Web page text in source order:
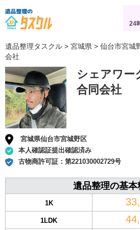
24
遺品整理タスクル > 宮城県 > 仙台市宮城
会社
シェアワー
合同会社
宮城県仙台市宮城野区
本人確認証提出確認済み
古物商許可証： 第221030002729号
遺品整理の基本
1K
1LDK